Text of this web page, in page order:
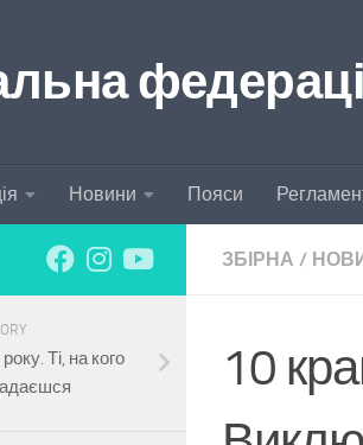
Новини Пояси
ЗБІРНА /
10
Ті, на кого